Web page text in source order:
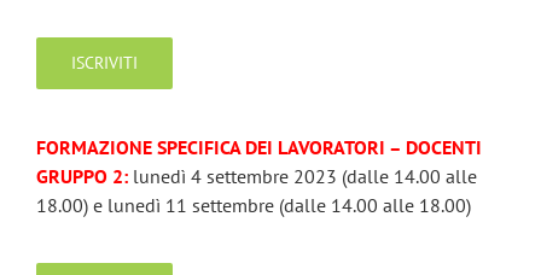
ISCRIVITI
FORMAZIONE SPECIFICA DEI LAVORATORI – DOCENTI
GRUPPO 2:lunedì 4 settembre 2023 (dalle 14.00 alle
18.00) e lunedì 11 settembre (dalle 14.00 alle 18.00)